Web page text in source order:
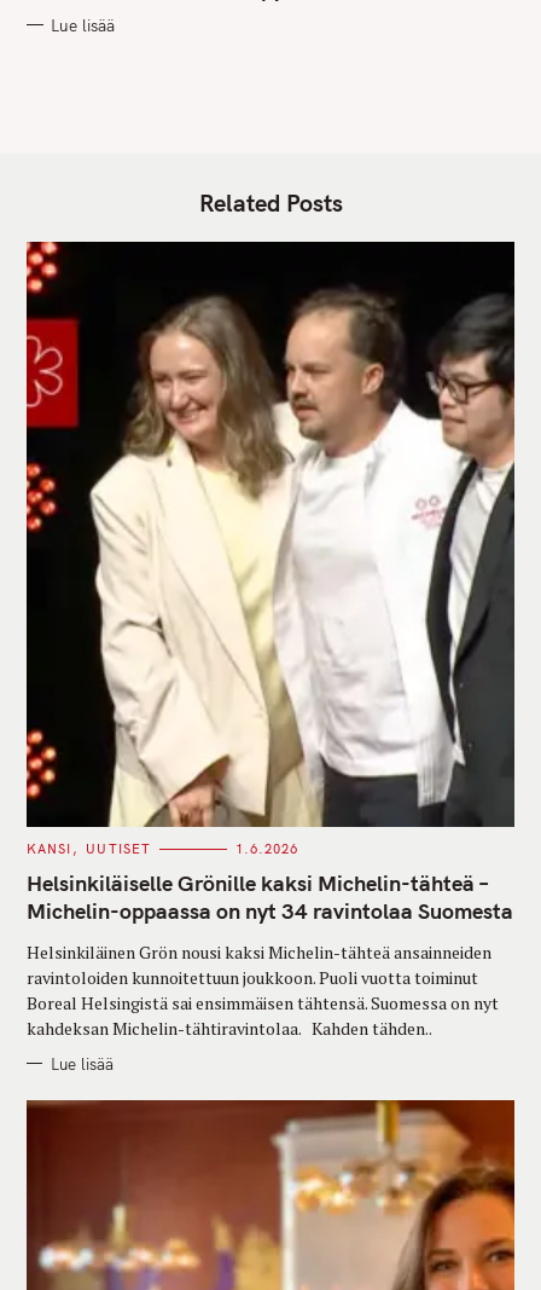
I
Lue lisää
Related Posts
C
T
E
G
O
I
E
S
KANSI UUTISET 1.6.2026
Helsinkiläiselle Grönille kaksi Michelin-tähteä –
Michelin-oppaassa on nyt 34 ravintolaa Suomesta
Helsinkiläinen Grön nousi kaksi Michelin-tähteä ansainneiden
ravintoloiden kunnoitettuun joukkoon. Puoli vuotta toiminut
Boreal Helsingistä sai ensimmäisen tähtensä. Suomessa on nyt
kahdeksan Michelin-tähtiravintolaa. Kahden tähden..
Lue lisää